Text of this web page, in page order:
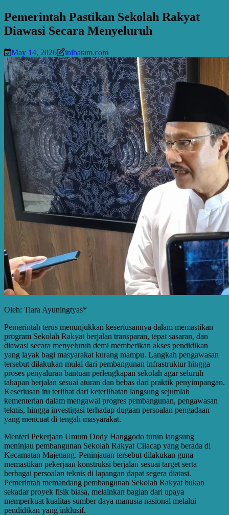
Pemerintah Pastikan Sekolah Rakyat
Diawasi Secara Menyeluruh
May 14, 2026 inibatam.com
Oleh: Tiara Ayuningtyas*
Pemerintah terus menunjukkan keseriusannya dalam memastikan
program Sekolah Rakyat berjalan transparan, tepat sasaran, dan
diawasi secara menyeluruh demi memberikan akses pendidikan
yang layak bagi masyarakat kurang mampu. Langkah pengawasan
tersebut dilakukan mulai dari pembangunan infrastruktur hingga
proses penyaluran bantuan perlengkapan sekolah agar seluruh
tahapan berjalan sesuai aturan dan bebas dari praktik penyimpangan.
Keseriusan itu terlihat dari keterlibatan langsung sejumlah
kementerian dalam mengawal progres pembangunan, pengawasan
teknis, hingga investigasi terhadap dugaan persoalan pengadaan
yang mencuat di tengah masyarakat.
Menteri Pekerjaan Umum Dody Hanggodo turun langsung
meninjau pembangunan Sekolah Rakyat Cilacap yang berada di
Kecamatan Majenang. Peninjauan tersebut dilakukan guna
memastikan pekerjaan konstruksi berjalan sesuai target serta
berbagai persoalan teknis di lapangan dapat segera diatasi.
Pemerintah memandang pembangunan Sekolah Rakyat bukan
sekadar proyek fisik biasa, melainkan bagian dari upaya
memperkuat kualitas sumber daya manusia nasional melalui
pendidikan yang inklusif.